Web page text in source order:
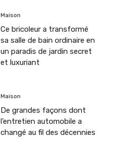
Maison
Ce bricoleur a transformé
sa salle de bain ordinaire en
un paradis de jardin secret
et luxuriant
Maison
De grandes façons dont
l’entretien automobile a
changé au fil des décennies